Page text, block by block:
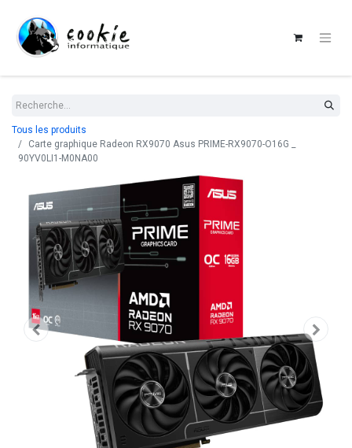
Tous les produits
Carte graphique Radeon RX9070 Asus PRIME-RX9070-O16G _
90YV0LI1-M0NA00